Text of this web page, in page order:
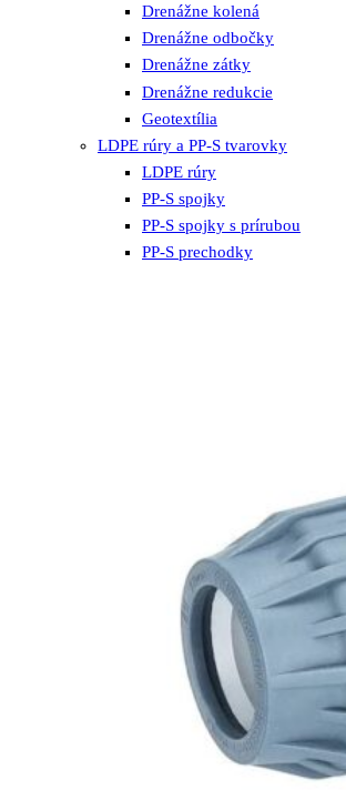
Drenážne kolená
Drenážne odbočky
Drenážne zátky
Drenážne redukcie
Geotextília
LDPE rúry a PP-S tvarovky
LDPE rúry
PP-S spojky
PP-S spojky s prírubou
PP-S prechodky